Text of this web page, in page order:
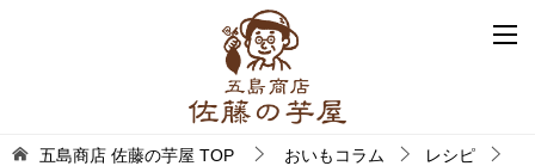
五島商店 佐藤の芋屋 TOP おいもコラム
レシピ